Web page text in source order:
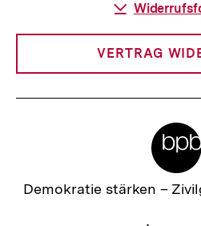
Download-
VERTRAG
Zur
Demokratie stärken –